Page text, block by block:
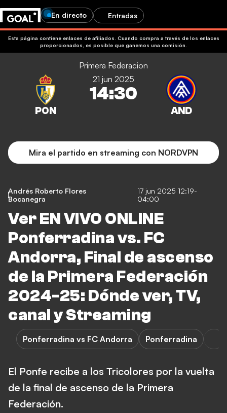
En directo Entradas
Esta página contiene enlaces de afiliados. Cuando compra a través de los enlaces
proporcionados, es posible que ganemos una comisión.
Primera Federacion
21 jun 2025
14:30
Mira el partido en streaming con NORDVPN
Andrés Roberto Flores
Bocanegra
17 jun 2025 12:19-
04:00
Ver EN VIVO ONLINE
Ponferradina vs. FC
Andorra, Final de ascenso
de la Primera Federación
2024-25: Dónde ver, TV,
canal y Streaming
Ponferradina vs FC Andorra Ponferradina
El Ponfe recibe a los Tricolores por la vuelta
de la final de ascenso de la Primera
Federación.